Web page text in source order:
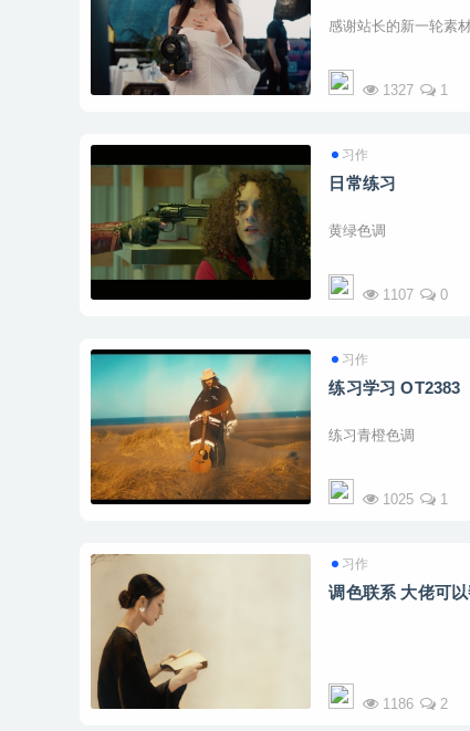
感谢站长的新一轮素
1327 1
习作
日常练习
黄绿色调
1107 0
习作
练习学习 OT2383
练习青橙色调
1025 1
习作
调色联系 大佬可
1186 2